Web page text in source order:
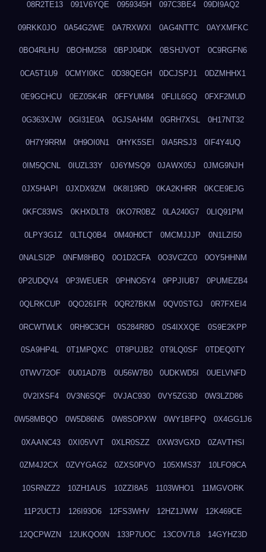
08R2TE13 091V6YQE 0959345H 097C3BE4 09DI9AQ2
09RKK0JO 0A54G2WE 0A7RXWXI 0AG4NTTC 0AYXMFKC
0BO4RLHU 0BOHM258 0BPJ04DK 0BSHJVOT 0C9RGFN6
0CA5T1U9 0CMYI0KC 0D38QEGH 0DCJSPJ1 0DZMHHX1
0E9GCHCU 0EZ05K4R 0FFYUM84 0FLIL6GQ 0FXF2MUD
0G363XJW 0GI31E0A 0GJSAH4M 0GRH7XSL 0H17NT32
0H7Y9RRM 0H9OI0N1 0HYK5SEI 0IA5RSJ3 0IF4Y4UQ
0IM5QCNL 0IUZL33Y 0J6YMSQ9 0JAWX05J 0JMG9NJH
0JX5HAPI 0JXDX9ZM 0K8I19RD 0KA2KHRR 0KCE9EJG
0KFC83WS 0KHXDLT8 0KO7R0BZ 0LA240G7 0LIQ91PM
0LPY3G1Z 0LTLQ0B4 0M40H0CT 0MCMJJJP 0N1LZI50
0NALSI2P 0NFM8HBQ 0O1D2CFA 0O3VCZC0 0OY5HHNM
0P2UDQV4 0P3WEUER 0PHNO5Y4 0PPJIUB7 0PUMEZB4
0QLRKCUP 0QO261FR 0QR27BKM 0QV0STGJ 0R7FXEI4
0RCWTWLK 0RH9C3CH 0S284R8O 0S4IXXQE 0S9E2KPP
0SA9HP4L 0T1MPQXC 0T8PUJB2 0T9LQ0SF 0TDEQ0TY
0TWV72OF 0U01AD7B 0U56W7B0 0UDKWD5I 0UELVNFD
0V2IXSF4 0V3N6SQF 0VJAC930 0VY5ZG3D 0W3LZD86
0W58MBQO 0W5D86N5 0W8SOPXW 0WY1BFPQ 0X4GG1J6
0XAANC43 0XI05VVT 0XLR0SZZ 0XW3VGXD 0ZAVTHSI
0ZM4J2CX 0ZVYGAG2 0ZXS0PVO 105XMS37 10LFO9CA
10SRNZZ2 10ZH1AUS 10ZZI8A5 1103WHO1 11MGVORK
11P2UCTJ 126I93O6 12FS3WHV 12HZ1JWW 12K469CE
12QCPWZN 12UKQO0N 133P7UOC 13COV7L8 14GYHZ3D